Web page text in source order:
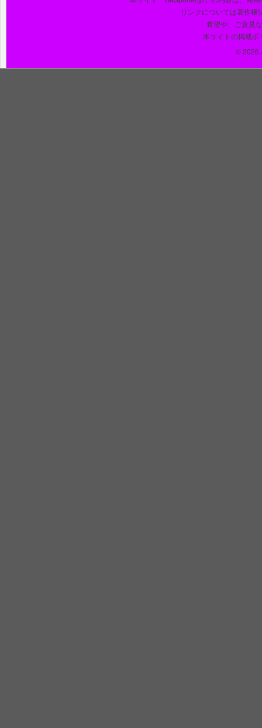
リンクについては著作権
希望や、ご意見
本サイトの掲載ポ
© 2026